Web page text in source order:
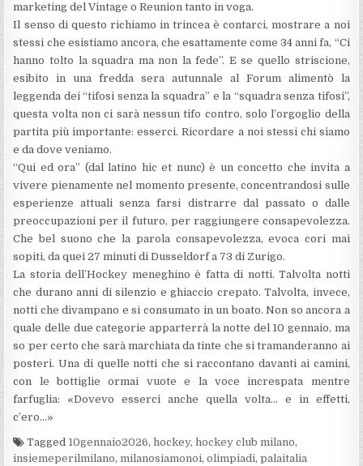
marketing del Vintage o Reunion tanto in voga.
Il senso di questo richiamo in trincea è contarci, mostrare a noi
stessi che esistiamo ancora, che esattamente come 34 anni fa, “Ci
hanno tolto la squadra ma non la fede”. E se quello striscione,
esibito in una fredda sera autunnale al Forum alimentò la
leggenda dei “tifosi senza la squadra” e la “squadra senza tifosi”,
questa volta non ci sarà nessun tifo contro, solo l’orgoglio della
partita più importante: esserci. Ricordare a noi stessi chi siamo
e da dove veniamo.
“Qui ed ora” (dal latino hic et nunc) è un concetto che invita a
vivere pienamente nel momento presente, concentrandosi sulle
esperienze attuali senza farsi distrarre dal passato o dalle
preoccupazioni per il futuro, per raggiungere consapevolezza.
Che bel suono che la parola consapevolezza, evoca cori mai
sopiti, da quei 27 minuti di Dusseldorf a 73 di Zurigo.
La storia dell’Hockey meneghino è fatta di notti. Talvolta notti
che durano anni di silenzio e ghiaccio crepato. Talvolta, invece,
notti che divampano e si consumato in un boato. Non so ancora a
quale delle due categorie apparterrà la notte del 10 gennaio, ma
so per certo che sarà marchiata da tinte che si tramanderanno ai
posteri. Una di quelle notti che si raccontano davanti ai camini,
con le bottiglie ormai vuote e la voce increspata mentre
farfuglia: «Dovevo esserci anche quella volta… e in effetti,
c’ero…»
Tagged 10gennaio2026,hockey,hockey club milano,
insiemeperilmilano,milanosiamonoi,olimpiadi,palaitalia